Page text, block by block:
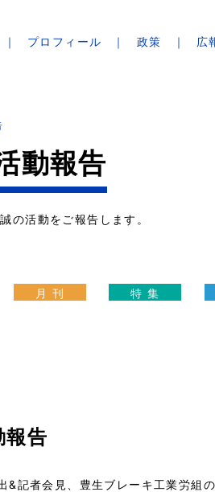
プロフィール 政策 広
動報告
の活動をご報告します。
月 刊 特 集
告
記者会見、豊生ブレーキ工業労組